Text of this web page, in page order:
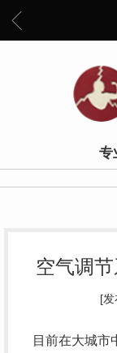
专
空气调
[
目前在大城市